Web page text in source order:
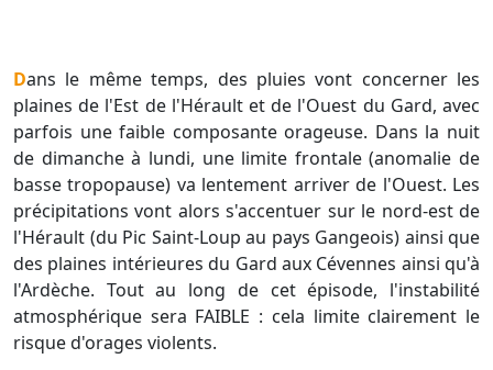
Dans le même temps, des pluies vont concerner les
plaines de l'Est de l'Hérault et de l'Ouest du Gard, avec
parfois une faible composante orageuse. Dans la nuit
de dimanche à lundi, une limite frontale (anomalie de
basse tropopause) va lentement arriver de l'Ouest. Les
précipitations vont alors s'accentuer sur le nord-est de
l'Hérault (du Pic Saint-Loup au pays Gangeois) ainsi que
des plaines intérieures du Gard aux Cévennes ainsi qu'à
l'Ardèche. Tout au long de cet épisode, l'instabilité
atmosphérique sera FAIBLE : cela limite clairement le
risque d'orages violents.